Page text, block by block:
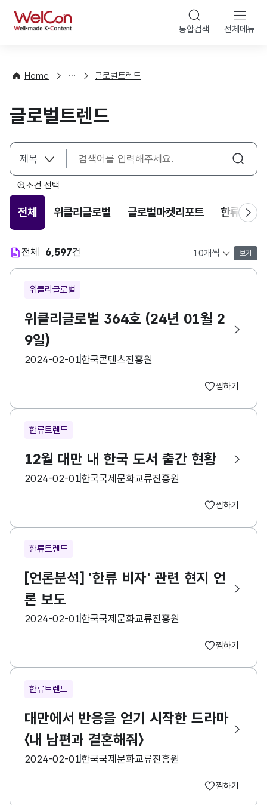
WelCon 통합검색 전체메뉴
Home
향
계
글로벌트렌드
글로벌트렌드
조건 선택
전체 위클리글로벌 글로벌마켓리포트 한류트렌
전체 6,597건
목록 표시 개수 선택
보기
위클리글로벌
위클리글로벌 364호 (24년 01월 2
9일)
등록일
2024-02-01수집기관한국콘텐츠진흥원
찜하기
한류트렌드
12월 대만 내 한국 도서 출간 현황
등록일
2024-02-01수집기관한국국제문화교류진흥원
찜하기
한류트렌드
[언론분석] '한류 비자' 관련 현지 언
론 보도
등록일
2024-02-01수집기관한국국제문화교류진흥원
찜하기
한류트렌드
대만에서 반응을 얻기 시작한 드라마
〈내 남편과 결혼해줘〉
등록일
2024-02-01수집기관한국국제문화교류진흥원
찜하기